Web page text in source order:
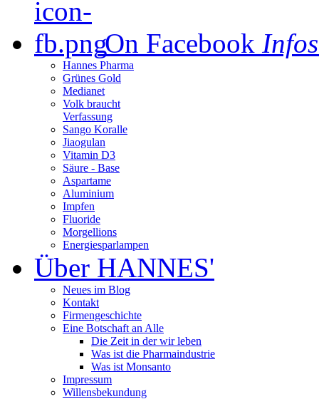
On Facebook
Hannes Pharma
Grünes Gold
Medianet
Volk braucht
Verfassung
Sango Koralle
Jiaogulan
Vitamin D3
Säure - Base
Aspartame
Aluminium
Impfen
Fluoride
Morgellions
Energiesparlampen
Über HANNES'
Neues im Blog
Kontakt
Firmengeschichte
Eine Botschaft an Alle
Die Zeit in der wir leben
Was ist die Pharmaindustrie
Was ist Monsanto
Impressum
Willensbekundung